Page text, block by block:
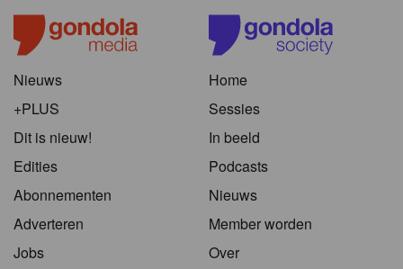
Nieuws
+PLUS
Dit is nieuw!
Edities
Abonnementen
Adverteren
Jobs
Home
Sessies
In beeld
Podcasts
Nieuws
Member worden
Over